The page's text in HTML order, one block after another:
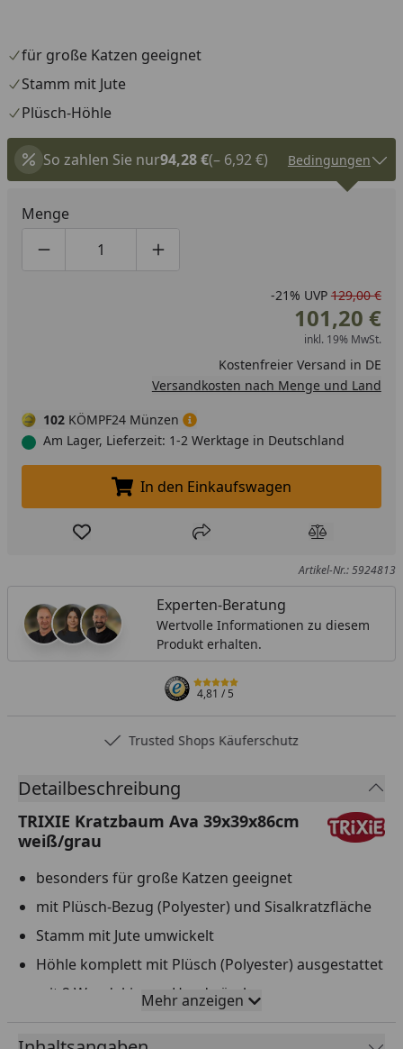
für große Katzen geeignet
Stamm mit Jute
Plüsch-Höhle
So zahlen Sie nur94,28 €(– 6,92 €) Bedingungen
Menge
Produktmenge um eins verringern
Produktmenge manuell eingeben
Produktmenge um eins erhöhen
-21% UVP 129,00 €
101,20 €
inkl. 19% MwSt.
Kostenfreier Versand in DE
Versandkosten nach Menge und Land
102 KÖMPF24 Münzen
Am Lager, Lieferzeit: 1-2 Werktage in Deutschland
In den Einkaufswagen legen
In den Einkaufswagen
Produkt zur Wunschliste hinzufügen
Teilen Produkt
Artikel-Nr.: 5924813
Experten-Beratung
Wertvolle Informationen zu diesem
Produkt erhalten.
4,81/ 5
Trusted Shops Käuferschutz
Detailbeschreibung
TRIXIE Kratzbaum Ava 39x39x86cm
weiß/grau
besonders für große Katzen geeignet
mit Plüsch-Bezug (Polyester) und Sisalkratzfläche
Stamm mit Jute umwickelt
Höhle komplett mit Plüsch (Polyester) ausgestattet
mit 2 Wendekissen: Handwäsche
mit Spielzeug am Band
Mehr anzeigen